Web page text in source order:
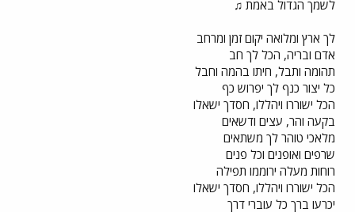
לשמך הגדול באמת ♫
לך ארץ ומלואה יקום זמן ומרחב
אדם ובריה, הכל לך חב
תהומה ותבל, חיתו בהמה וחבל
כל יצור כנף לך יפרוש כף
הכל ישוררו ויהללו, חסדך ישאלו
בקעה והר, עצים ודשאים
מלאכי טוהר לך משתאים
שרפים ואופנים וכל פנים
רוחות מעלה ירוממו תפילה
הכל ישוררו ויהללו, חסדך ישאלו
יכרעו ברך כל עוברי דרך